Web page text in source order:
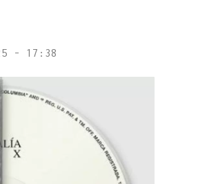
- 17:38